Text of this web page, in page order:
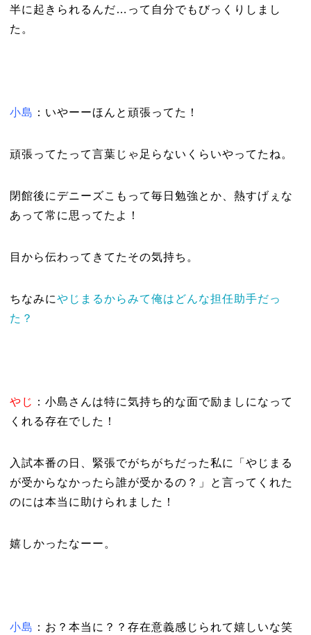
半に起きられるんだ…って自分でもびっくりしまし
た。
小島 ：いやーーほんと頑張ってた！
頑張ってたって言葉じゃ足らないくらいやってたね。
閉館後にデニーズこもって毎日勉強とか、熱すげぇな
あって常に思ってたよ！
目から伝わってきてたその気持ち。
ちなみにやじまるからみて俺はどんな担任助手だっ
た？
やじ ：小島さんは特に気持ち的な面で励ましになって
くれる存在でした！
入試本番の日、緊張でがちがちだった私に「やじまる
が受からなかったら誰が受かるの？」と言ってくれた
のには本当に助けられました！
嬉しかったなーー。
小島 ：お？本当に？？存在意義感じられて嬉しいな笑